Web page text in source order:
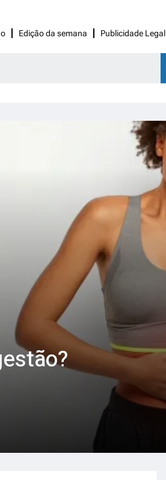
Edição da semana Publicidade Legal